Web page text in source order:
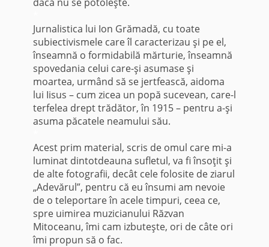
Jurnalistica lui Ion Grămadă, cu toate
subiectivismele care îl caracterizau şi pe el,
înseamnă o formidabilă mărturie, înseamnă
spovedania celui care-şi asumase şi
moartea, urmând să se jertfească, aidoma
lui Iisus – cum zicea un popă sucevean, care-l
terfelea drept trădător, în 1915 – pentru a-şi
asuma păcatele neamului său.
Acest prim material, scris de omul care mi-a
luminat dintotdeauna sufletul, va fi însoţit şi
de alte fotografii, decât cele folosite de ziarul
„Adevărul”, pentru că eu însumi am nevoie
de o teleportare în acele timpuri, ceea ce,
spre uimirea muzicianului Răzvan
Mitoceanu, îmi cam izbuteşte, ori de câte ori
îmi propun să o fac.